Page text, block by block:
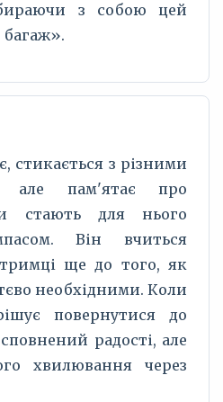
з собою цей
багаж».
стикається з різними
але пам'ятає про
стають для нього
Він вчиться
ще до того, як
необхідними. Коли
повернутися до
радості, але
хвилювання через